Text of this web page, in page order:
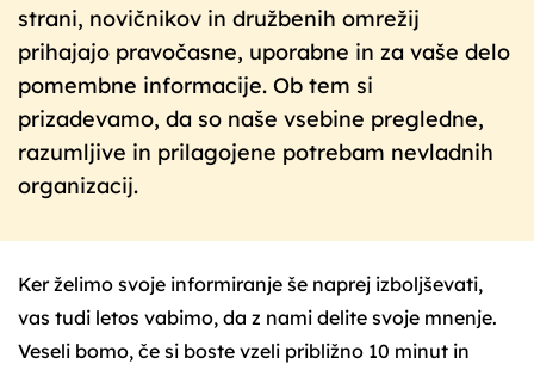
strani, novičnikov in družbenih omrežij
prihajajo pravočasne, uporabne in za vaše delo
pomembne informacije. Ob tem si
prizadevamo, da so naše vsebine pregledne,
razumljive in prilagojene potrebam nevladnih
organizacij.
Ker želimo svoje informiranje še naprej izboljševati,
vas tudi letos vabimo, da z nami delite svoje mnenje.
Veseli bomo, če si boste vzeli približno 10 minut in